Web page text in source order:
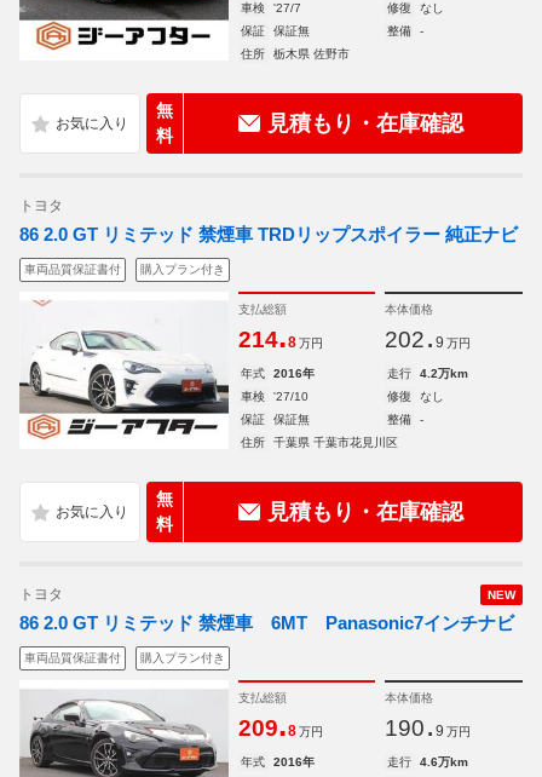
車検
'27/7 修復
なし
保証
保証無 整備
-
住所
栃木県 佐野市
無
料
見積もり・在庫確認
トヨタ
86 2.0 GT リミテッド 禁煙車 TRDリップスポイラー 純正ナビ
車両品質保証書付 購入プラン付き
支払総額
214.8 万円
本体価格
202. 9 万円
年式 2016年 走行
4.2万km
車検
'27/10 修復
なし
保証
保証無 整備
-
住所
千葉県 千葉市花見川区
無
料
見積もり・在庫確認
NEW
トヨタ
86 2.0 GT リミテッド 禁煙車 6MT Panasonic7インチナビ
車両品質保証書付 購入プラン付き
支払総額
209.8 万円
本体価格
190. 9 万円
年式 2016年 走行
4.6万km